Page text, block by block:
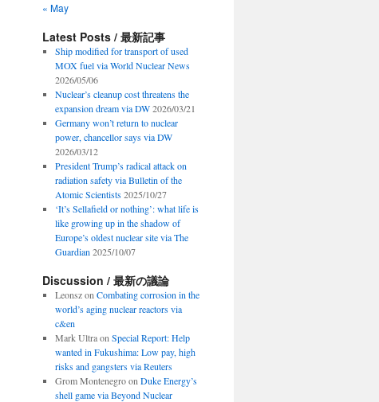
« May
Latest Posts / 最新記事
Ship modified for transport of used
MOX fuel via World Nuclear News
2026/05/06
Nuclear’s cleanup cost threatens the
expansion dream via DW 2026/03/21
Germany won’t return to nuclear
power, chancellor says via DW
2026/03/12
President Trump’s radical attack on
radiation safety via Bulletin of the
Atomic Scientists 2025/10/27
‘It’s Sellafield or nothing’: what life is
like growing up in the shadow of
Europe’s oldest nuclear site via The
Guardian 2025/10/07
Discussion / 最新の議論
Leonszon Combating corrosion in the
world’s aging nuclear reactors via
c&en
Mark Ultraon Special Report: Help
wanted in Fukushima: Low pay, high
risks and gangsters via Reuters
Grom Montenegroon Duke Energy’s
shell game via Beyond Nuclear